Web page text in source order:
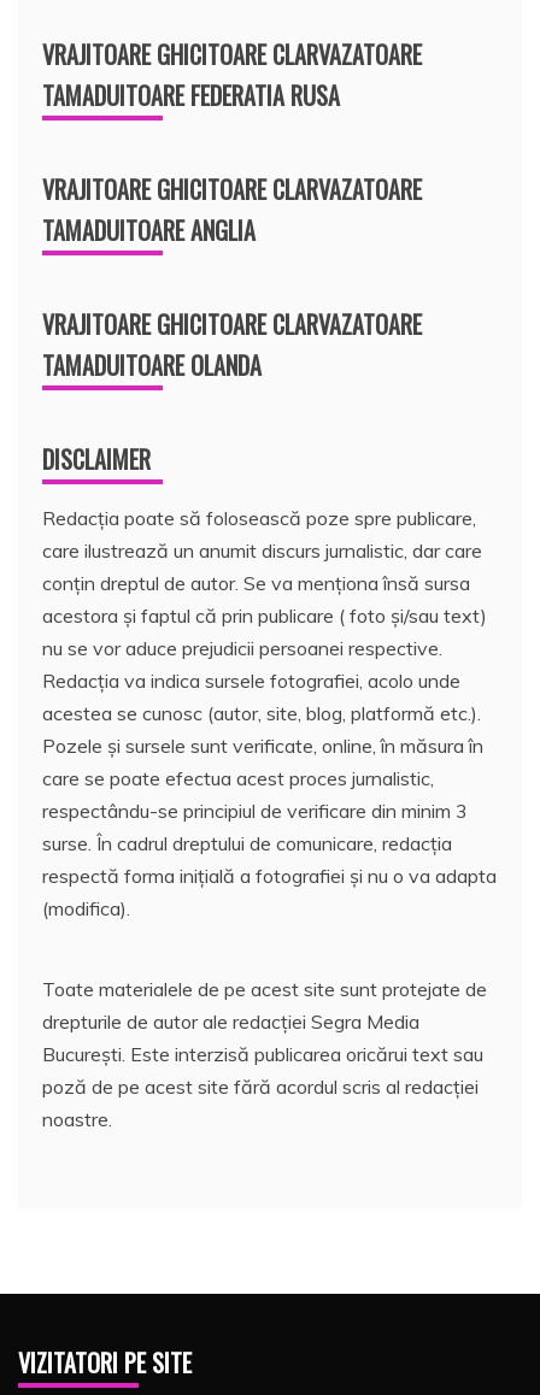
VRAJITOARE GHICITOARE CLARVAZATOARE
TAMADUITOARE FEDERATIA RUSA
VRAJITOARE GHICITOARE CLARVAZATOARE
TAMADUITOARE ANGLIA
VRAJITOARE GHICITOARE CLARVAZATOARE
TAMADUITOARE OLANDA
DISCLAIMER
Redacția poate să folosească poze spre publicare,
care ilustrează un anumit discurs jurnalistic, dar care
conțin dreptul de autor. Se va menționa însă sursa
acestora și faptul că prin publicare ( foto și/sau text)
nu se vor aduce prejudicii persoanei respective.
Redacția va indica sursele fotografiei, acolo unde
acestea se cunosc (autor, site, blog, platformă etc.).
Pozele și sursele sunt verificate, online, în măsura în
care se poate efectua acest proces jurnalistic,
respectându-se principiul de verificare din minim 3
surse. În cadrul dreptului de comunicare, redacția
respectă forma inițială a fotografiei și nu o va adapta
(modifica).
Toate materialele de pe acest site sunt protejate de
drepturile de autor ale redacției Segra Media
București. Este interzisă publicarea oricărui text sau
poză de pe acest site fără acordul scris al redacției
noastre.
VIZITATORI PE SITE